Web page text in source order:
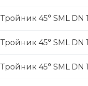
Тройник 45° SML
Тройник 45° SML
Тройник 45° SML DN